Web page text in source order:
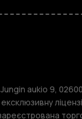
aukio 9,